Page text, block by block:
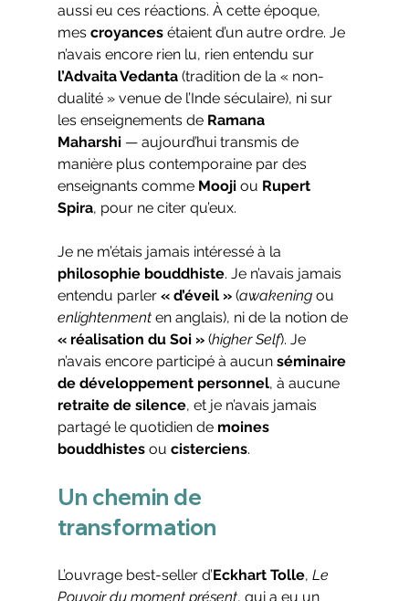
aussi eu ces réactions. À cette époque,
mes croyances étaient d’un autre ordre. Je
n’avais encore rien lu, rien entendu sur
l’Advaita Vedanta (tradition de la « non-
dualité » venue de l’Inde séculaire), ni sur
les enseignements de Ramana
Maharshi — aujourd’hui transmis de
manière plus contemporaine par des
enseignants comme Mooji ou Rupert
Spira, pour ne citer qu’eux.
Je ne m’étais jamais intéressé à la
philosophie bouddhiste. Je n’avais jamais
entendu parler « d’éveil » (awakening ou
enlightenment en anglais), ni de la notion de
« réalisation du Soi » (higher Self). Je
n’avais encore participé à aucun séminaire
de développement personnel, à aucune
retraite de silence, et je n’avais jamais
partagé le quotidien de moines
bouddhistes ou cisterciens.
Un chemin de
transformation
L’ouvrage best-seller d’Eckhart Tolle, Le
Pouvoir du moment présent, qui a eu un